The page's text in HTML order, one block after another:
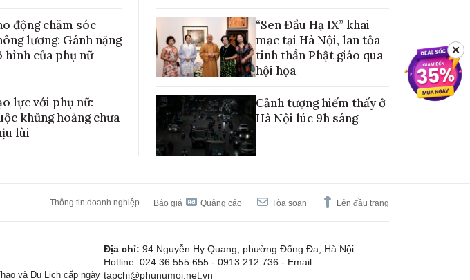
động chăm sóc
lương: Gánh nặng
hình của phụ nữ
lực với phụ nữ:
khủng hoảng chưa
lùi
“Sen Đầu Hạ IX” khai
mạc tại Hà Nội, lan tỏa
tinh thần Phật giáo qua
hội họa
Cảnh tượng hiếm thấy ở
Hà Nội lúc 9h sáng
Thông tin doanh nghiệp Báo giá Quảng cáo Tòa soạn Lên đầu trang
và Du Lịch cấp ngày
Địa chỉ: 94 Nguyễn Hy Quang, phường Đống Đa, Hà Nội.
Hotline: 024.36.555.655 - 0913.212.736 - Email:
tapchi@phunumoi.net.vn
✕